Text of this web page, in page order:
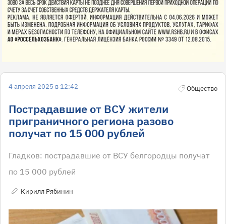
4 апреля 2025 в 12:42 Общество
Пострадавшие от ВСУ жители
приграничного региона разово
получат по 15 000 рублей
Гладков: пострадавшие от ВСУ белгородцы получат
по 15 000 рублей
Кирилл Рябинин